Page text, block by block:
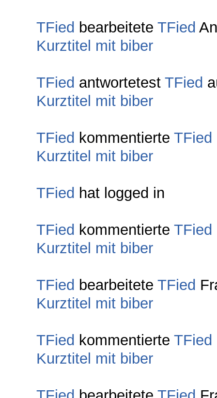
TFied bearbeitete TFied
Kurztitel mit biber
TFied antwortetest TFied
Kurztitel mit biber
TFied kommentierte TFied
Kurztitel mit biber
TFied hat logged in
TFied kommentierte TFied
Kurztitel mit biber
TFied bearbeitete TFied
Kurztitel mit biber
TFied kommentierte TFied
Kurztitel mit biber